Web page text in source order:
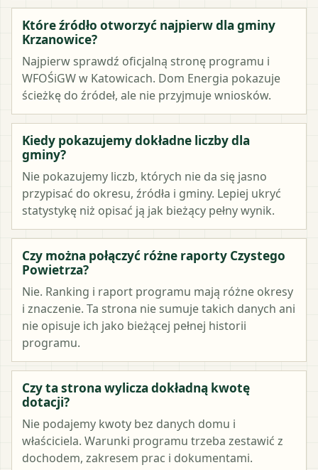
Które źródło otworzyć najpierw dla gminy
Krzanowice?
Najpierw sprawdź oficjalną stronę programu i
WFOŚiGW w Katowicach. Dom Energia pokazuje
ścieżkę do źródeł, ale nie przyjmuje wniosków.
Kiedy pokazujemy dokładne liczby dla
gminy?
Nie pokazujemy liczb, których nie da się jasno
przypisać do okresu, źródła i gminy. Lepiej ukryć
statystykę niż opisać ją jak bieżący pełny wynik.
Czy można połączyć różne raporty Czystego
Powietrza?
Nie. Ranking i raport programu mają różne okresy
i znaczenie. Ta strona nie sumuje takich danych ani
nie opisuje ich jako bieżącej pełnej historii
programu.
Czy ta strona wylicza dokładną kwotę
dotacji?
Nie podajemy kwoty bez danych domu i
właściciela. Warunki programu trzeba zestawić z
dochodem, zakresem prac i dokumentami.